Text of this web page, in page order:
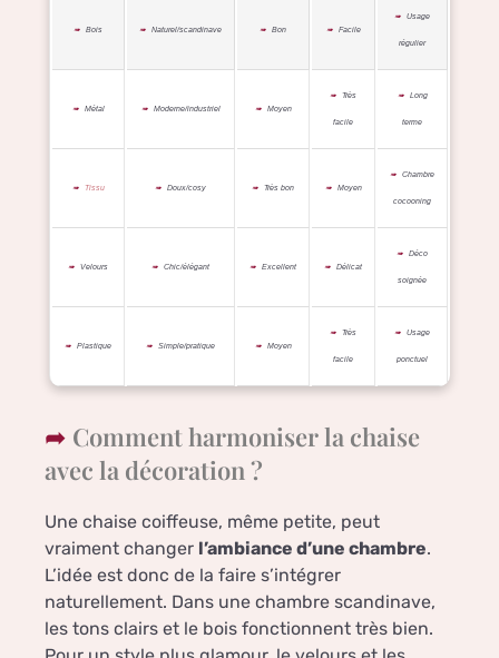
Bois Naturel/scandinave Bon Facile
Usage
régulier
Métal Moderne/industriel Moyen
Très
facile
Long
terme
Tissu Doux/cosy Très bon Moyen
Chambre
cocooning
Velours Chic/élégant Excellent Délicat
Déco
soignée
Plastique Simple/pratique Moyen
Très
facile
Usage
ponctuel
Comment harmoniser la chaise
avec la décoration ?
Une chaise coiffeuse, même petite, peut
vraiment changer l’ambiance d’une chambre.
L’idée est donc de la faire s’intégrer
naturellement. Dans une chambre scandinave,
les tons clairs et le bois fonctionnent très bien.